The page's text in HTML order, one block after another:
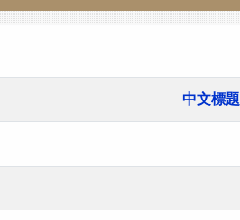
中文標題